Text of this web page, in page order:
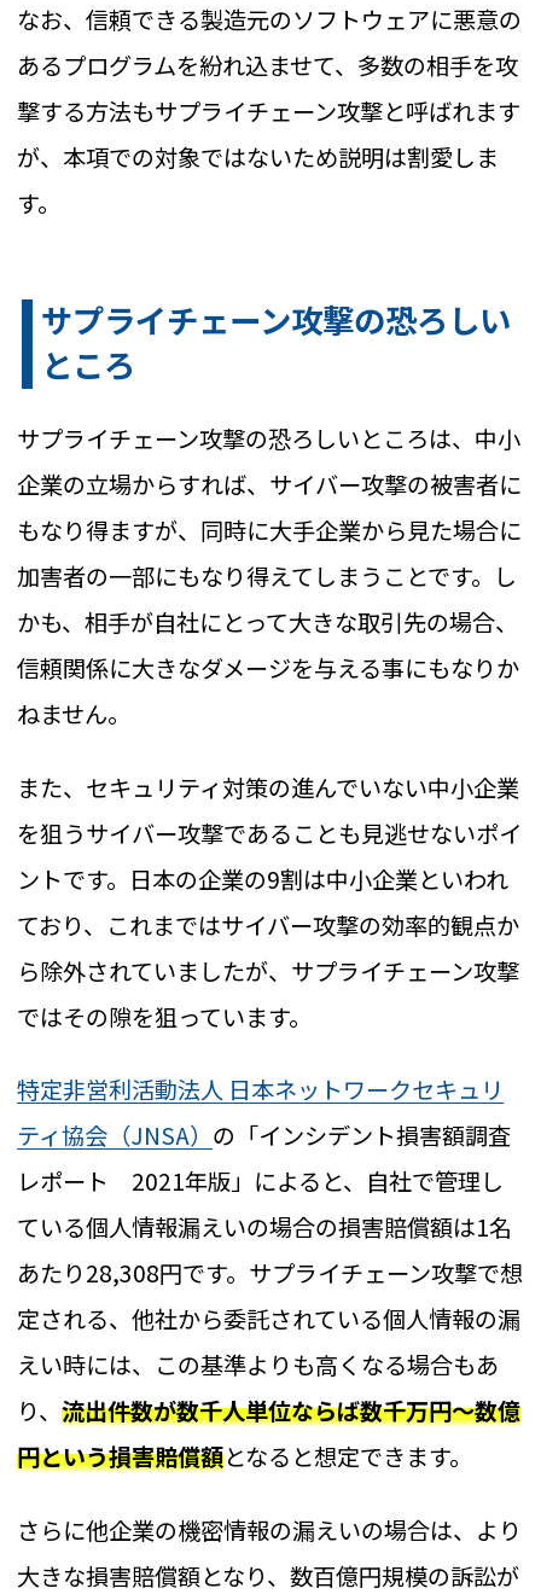
なお、信頼できる製造元のソフトウェアに悪意の
あるプログラムを紛れ込ませて、多数の相手を攻
撃する方法もサプライチェーン攻撃と呼ばれます
が、本項での対象ではないため説明は割愛しま
す。
サプライチェーン攻撃の恐ろしい
ところ
サプライチェーン攻撃の恐ろしいところは、中小
企業の立場からすれば、サイバー攻撃の被害者に
もなり得ますが、同時に大手企業から見た場合に
加害者の一部にもなり得えてしまうことです。し
かも、相手が自社にとって大きな取引先の場合、
信頼関係に大きなダメージを与える事にもなりか
ねません。
また、セキュリティ対策の進んでいない中小企業
を狙うサイバー攻撃であることも見逃せないポイ
ントです。日本の企業の9割は中小企業といわれ
ており、これまではサイバー攻撃の効率的観点か
ら除外されていましたが、サプライチェーン攻撃
ではその隙を狙っています。
特定非営利活動法人 日本ネットワークセキュリ
ティ協会（JNSA） の「インシデント損害額調査
レポート 2021年版」によると、自社で管理し
ている個人情報漏えいの場合の損害賠償額は1名
あたり28,308円です。サプライチェーン攻撃で想
定される、他社から委託されている個人情報の漏
えい時には、この基準よりも高くなる場合もあ
り、流出件数が数千人単位ならば数千万円～数億
円という損害賠償額となると想定できます。
さらに他企業の機密情報の漏えいの場合は、より
大きな損害賠償額となり、数百億円規模の訴訟が